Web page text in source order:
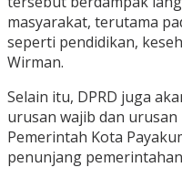
masyarakat, terutama
seperti pendidikan,
Wirman.
Selain itu, DPRD juga
urusan wajib dan
Pemerintah Kota
penunjang